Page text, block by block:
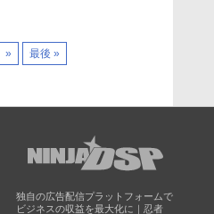
» 最後 »
独自の広告配信プラットフォームで
ビジネスの収益を最大化に｜忍者